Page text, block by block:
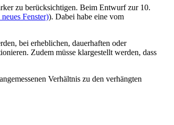
zu berücksichtigen. Beim Entwurf zur 10.
Fenster)). Dabei habe eine vom
bei erheblichen, dauerhaften oder
Zudem müsse klargestellt werden, dass
Verhältnis zu den verhängten